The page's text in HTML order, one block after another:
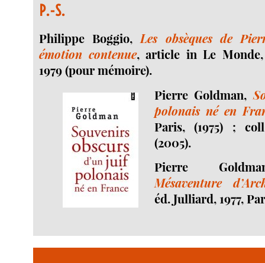
P.-S.
Philippe Boggio, Les obsèques de
émotion contenue, article in Le
1979 (pour mémoire).
Pierre Goldman,
polonais né en
Paris, (1975) ;
(2005).
Pierre
Mésaventure
éd. Julliard, 1977,